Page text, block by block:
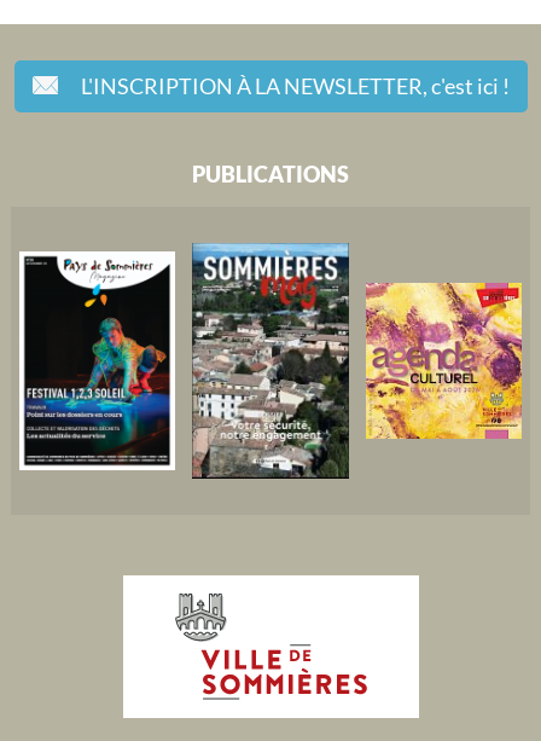
L'INSCRIPTION À LA NEWSLETTER,c'est ici !
PUBLICATIONS